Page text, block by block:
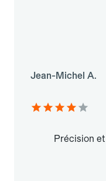
Jean-Michel A.
Précision